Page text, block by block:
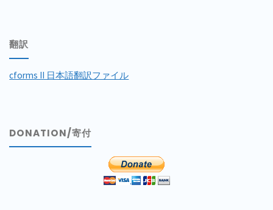
翻訳
cforms II 日本語翻訳ファイル
DONATION/寄付